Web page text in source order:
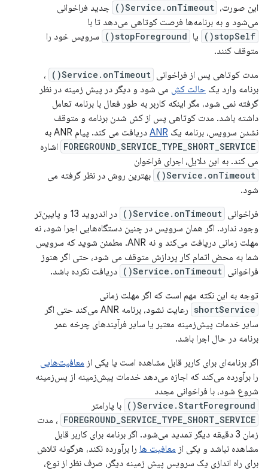
این صورت، Service.onTimeout()
جدید فراخوانی
می‌شود و به برنامه‌ها فرصت کوتاهی می‌دهد تا با
stopSelf() یا stopForeground()
سرویس خود را
متوقف کنند.
مدت کوتاهی پس از فراخوانی Service.onTimeout()
،
برنامه وارد یک حالت کش می شود و دیگر در پیش زمینه در نظر
گرفته نمی شود، مگر اینکه کاربر به طور فعال با برنامه تعامل
داشته باشد. مدت کوتاهی پس از کش شدن برنامه و متوقف
نشدن سرویس، برنامه یک ANR دریافت می کند. پیام ANR به
FOREGROUND_SERVICE_TYPE_SHORT_SERVICE اشاره
می کند. به این دلایل، اجرای فراخوان
Service.onTimeout()
بهترین روش در نظر گرفته می
شود.
فراخوانی Service.onTimeout()
در اندروید 13 و پایین‌تر
وجود ندارد. اگر همان سرویس در چنین دستگاه‌هایی اجرا شود، نه
مهلت زمانی دریافت می‌کند و نه ANR. مطمئن شوید که سرویس
شما به محض اتمام کار پردازش متوقف می شود، حتی اگر هنوز
فراخوانی Service.onTimeout()
دریافت نکرده باشد.
توجه به این نکته مهم است که اگر مهلت زمانی
shortService
رعایت نشود، برنامه ANR می‌کند حتی اگر
سایر خدمات پیش‌زمینه معتبر یا سایر فرآیندهای چرخه عمر
برنامه در حال اجرا باشد.
اگر برنامه‌ای برای کاربر قابل مشاهده است یا یکی از معافیت‌هایی
را برآورده می‌کند که اجازه می‌دهد خدمات پیش‌زمینه از پس‌زمینه
شروع شود، با فراخوانی مجدد
Service.StartForeground() با پارامتر
FOREGROUND_SERVICE_TYPE_SHORT_SERVICE ، مدت
زمان 3 دقیقه دیگر تمدید می‌شود. اگر برنامه برای کاربر قابل
مشاهده نباشد و یکی از معافیت ها را برآورده نکند، هرگونه تلاش
برای راه اندازی یک سرویس پیش زمینه دیگر، صرف نظر از نوع،